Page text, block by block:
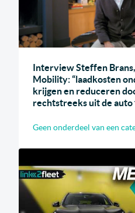
Interview Steffen Brans,
Mobility: “laadkosten
krijgen en reduceren
rechtstreeks uit de auto
Geen onderdeel van een